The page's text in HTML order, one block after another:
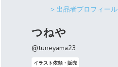
> 出品者プロフィール
つねや
@tuneyama23
イラスト依頼・販売